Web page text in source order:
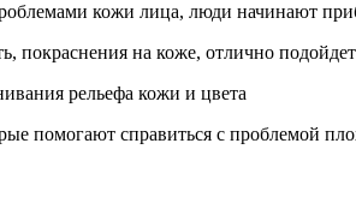
кожи лица, люди начинают
покраснения на коже, отлично
помогают справиться с проблемой